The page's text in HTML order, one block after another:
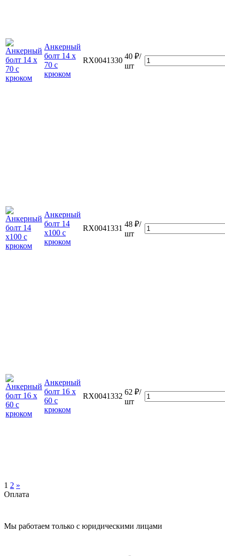
Анкерный
болт 14 х
70 с
крюком
RX0041330 40 ₽/
шт
Анкерный
болт 14
х100 с
крюком
RX0041331 48 ₽/
шт
Анкерный
болт 16 х
60 с
крюком
RX0041332 62 ₽/
шт
1 2 »
Оплата
Мы работаем только с юридическими лицами